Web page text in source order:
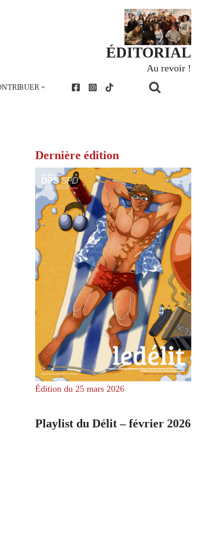
ÉDITORIAL
Au revoir !
Dernière édition
Édition du 25 mars 2026
Playlist du Délit – février 2026